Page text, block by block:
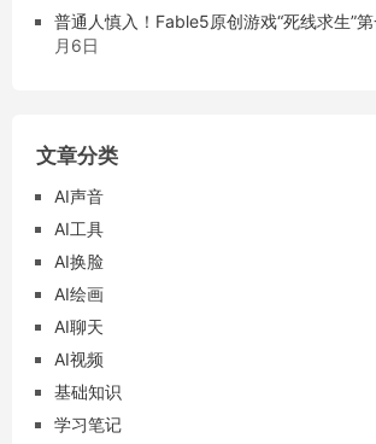
普通人慎入！Fable5原创游戏“死线求生”第
月6日
文章分类
AI声音
AI工具
AI换脸
AI绘画
AI聊天
AI视频
基础知识
学习笔记